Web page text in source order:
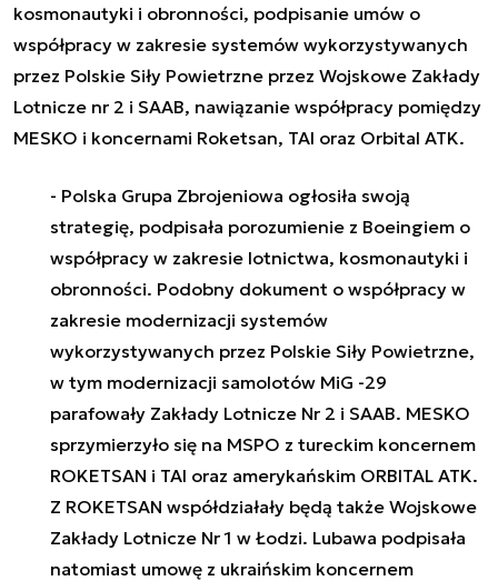
kosmonautyki i obronności, podpisanie umów o
współpracy w zakresie systemów wykorzystywanych
przez Polskie Siły Powietrzne przez Wojskowe Zakłady
Lotnicze nr 2 i SAAB, nawiązanie współpracy pomiędzy
MESKO i koncernami Roketsan, TAI oraz Orbital ATK.
- Polska Grupa Zbrojeniowa ogłosiła swoją
strategię, podpisała porozumienie z Boeingiem o
współpracy w zakresie lotnictwa, kosmonautyki i
obronności. Podobny dokument o współpracy w
zakresie modernizacji systemów
wykorzystywanych przez Polskie Siły Powietrzne,
w tym modernizacji samolotów MiG -29
parafowały Zakłady Lotnicze Nr 2 i SAAB. MESKO
sprzymierzyło się na MSPO z tureckim koncernem
ROKETSAN i TAI oraz amerykańskim ORBITAL ATK.
Z ROKETSAN współdziałały będą także Wojskowe
Zakłady Lotnicze Nr 1 w Łodzi. Lubawa podpisała
natomiast umowę z ukraińskim koncernem